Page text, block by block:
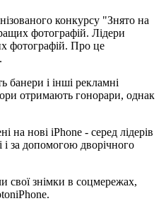
конкурсу "Знято на
фотографій. Лідери
фотографій. Про це
банери і інші рекламні
отримають гонорари, однак
на нові iPhone - серед лідерів
і за допомогою дворічного
свої знімки в соцмережах,